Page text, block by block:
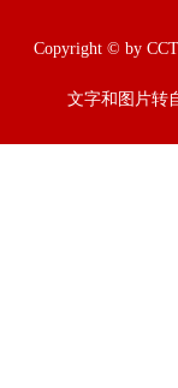
Copyright © by
文字和图片转